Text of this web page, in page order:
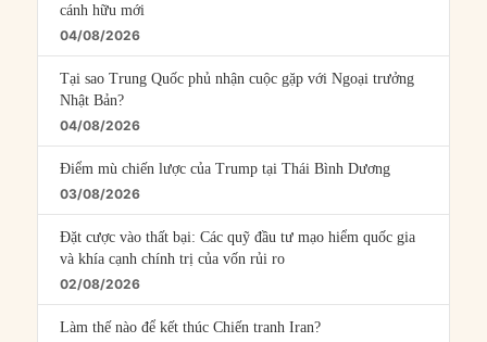
cánh hữu mới
04/08/2026
Tại sao Trung Quốc phủ nhận cuộc gặp với Ngoại trưởng
Nhật Bản?
04/08/2026
Điểm mù chiến lược của Trump tại Thái Bình Dương
03/08/2026
Đặt cược vào thất bại: Các quỹ đầu tư mạo hiểm quốc gia
và khía cạnh chính trị của vốn rủi ro
02/08/2026
Làm thế nào để kết thúc Chiến tranh Iran?